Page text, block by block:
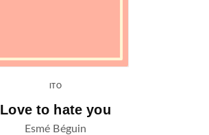
ITO
Love to hate you
Esmé Béguin